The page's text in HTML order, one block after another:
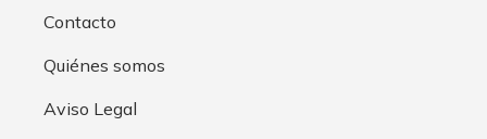
Contacto
Quiénes somos
Aviso Legal